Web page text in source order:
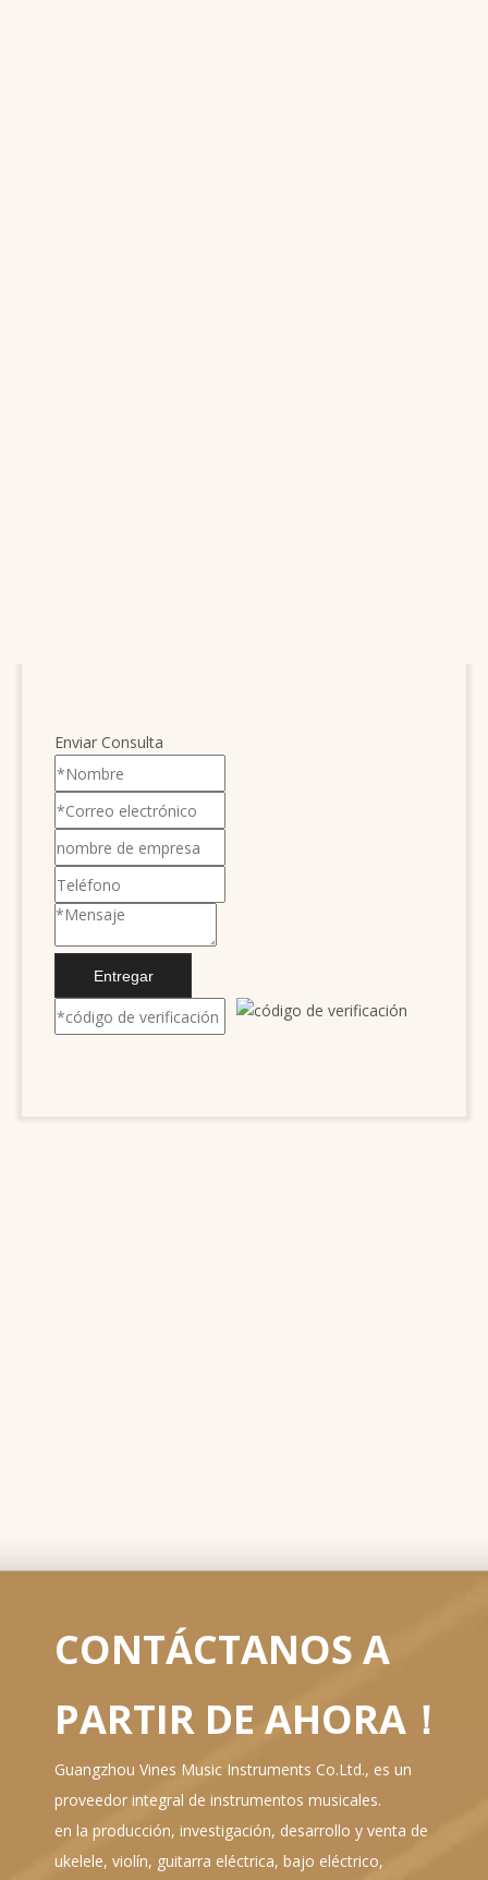
Enviar Consulta
Entregar
CONTÁCTANOS A
PARTIR DE AHORA！
Guangzhou Vines Music Instruments Co.Ltd., es un
proveedor integral de instrumentos musicales.
en la producción, investigación, desarrollo y venta de
ukelele, violín, guitarra eléctrica, bajo eléctrico,